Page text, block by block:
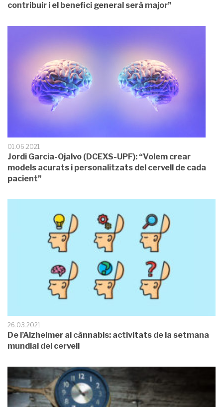
contribuir i el benefici general serà major”
01.06.2021
Jordi Garcia-Ojalvo (DCEXS-UPF): “Volem crear
models acurats i personalitzats del cervell de cada
pacient”
26.03.2021
De l’Alzheimer al cànnabis: activitats de la setmana
mundial del cervell